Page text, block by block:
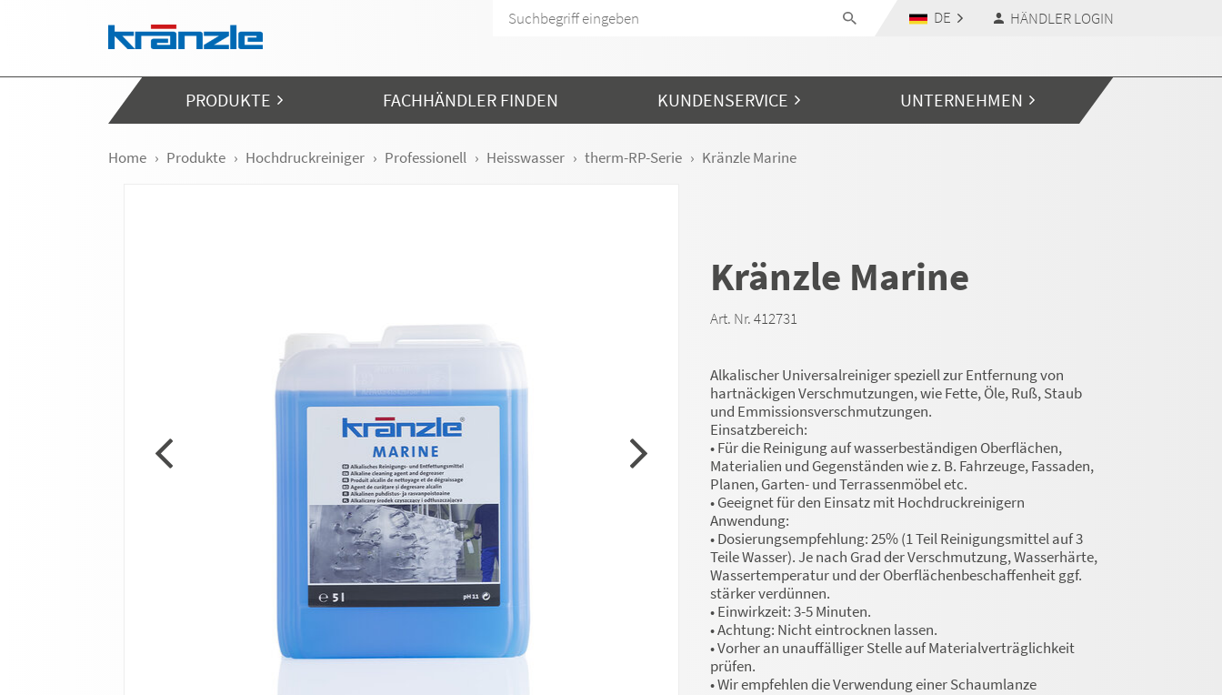
Navigation überspringen
DE HÄNDLER LOGIN
PRODUKTE FACHHÄNDLER FINDEN KUNDENSERVICE UNTERNEHMEN
Home Produkte Hochdruckreiniger Professionell Heisswasser therm-RP-Serie Kränzle Marine
Kränzle Marine
Art. Nr. 412731
Alkalischer Universalreiniger speziell zur Entfernung von
hartnäckigen Verschmutzungen, wie Fette, Öle, Ruß, Staub
und Emmissionsverschmutzungen.
Einsatzbereich:
• Für die Reinigung auf wasserbeständigen Oberflächen,
Materialien und Gegenständen wie z. B. Fahrzeuge, Fassaden,
Planen, Garten- und Terrassenmöbel etc.
• Geeignet für den Einsatz mit Hochdruckreinigern
Anwendung:
• Dosierungsempfehlung: 25% (1 Teil Reinigungsmittel auf 3
Teile Wasser). Je nach Grad der Verschmutzung, Wasserhärte,
Wassertemperatur und der Oberflächenbeschaffenheit ggf.
stärker verdünnen.
• Einwirkzeit: 3-5 Minuten.
• Achtung: Nicht eintrocknen lassen.
• Vorher an unauffälliger Stelle auf Materialverträglichkeit
prüfen.
• Wir empfehlen die Verwendung einer Schaumlanze